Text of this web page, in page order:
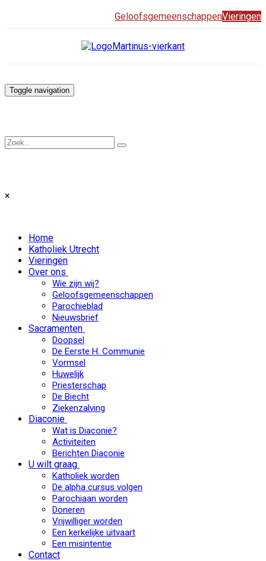
GeloofsgemeenschappenVieringen
Toggle navigation
×
Home
Katholiek Utrecht
Vieringen
Over ons
Wie zijn wij?
Geloofsgemeenschappen
Parochieblad
Nieuwsbrief
Sacramenten
Doopsel
De Eerste H. Communie
Vormsel
Huwelijk
Priesterschap
De Biecht
Ziekenzalving
Diaconie
Wat is Diaconie?
Activiteiten
Berichten Diaconie
U wilt graag
Katholiek worden
De alpha cursus volgen
Parochiaan worden
Doneren
Vrijwilliger worden
Een kerkelijke uitvaart
Een misintentie
Contact